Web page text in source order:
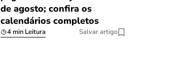
de agosto; confira os
calendários completos
4 min Leitura Salvar artigo